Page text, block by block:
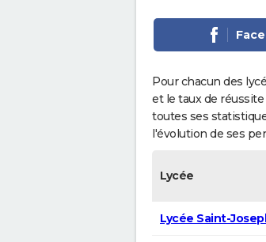
Pour chacun des
et le taux de
toutes ses
l'évolution de ses
Lycée
Lycée Saint-